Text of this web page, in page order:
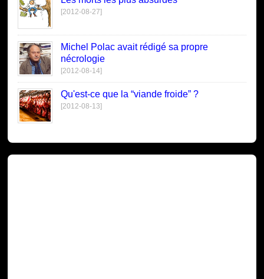
[2012-08-27]
Michel Polac avait rédigé sa propre
nécrologie
[2012-08-14]
Qu'est-ce que la “viande froide” ?
[2012-08-13]